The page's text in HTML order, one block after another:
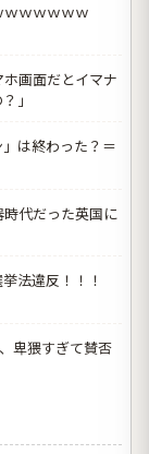
ｗｗｗｗｗｗ
ホ画面だとイマナ
」
は終わった？＝
代だった英国に
法違反！！！
卑猥すぎて賛否